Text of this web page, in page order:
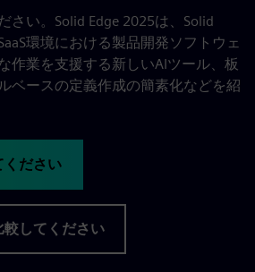
さい。Solid Edge 2025は、Solid
環境における製品開発ソフトウェ
作業を支援する新しいAIツール、板
ベースの定義作成の簡素化などを紹
ください
してください